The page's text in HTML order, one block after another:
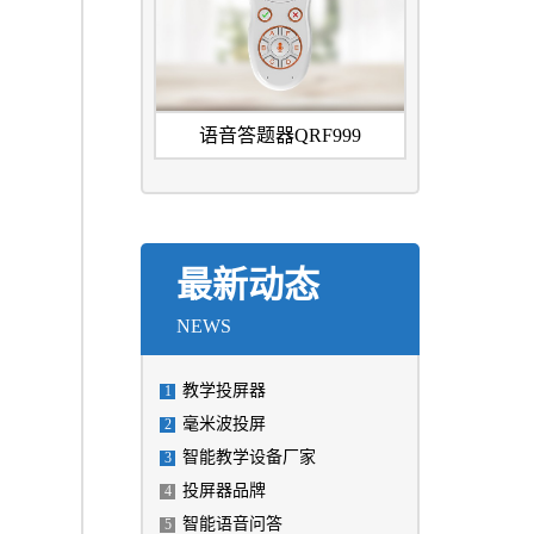
语音答题器QRF999
最新动态
NEWS
1 教学投屏器
2 毫米波投屏
3 智能教学设备厂家
4 投屏器品牌
5 智能语音问答